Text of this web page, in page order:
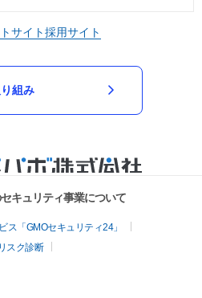
サイト採用サイト
組み
キュリティ事業について
「GMOセキュリティ24」
スク診断